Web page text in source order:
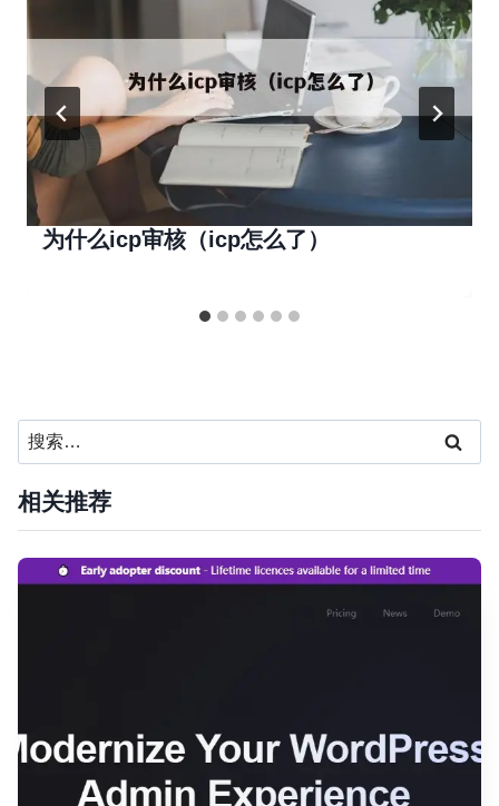
为什么icp审核（icp怎么了）
搜
索：
相关推荐